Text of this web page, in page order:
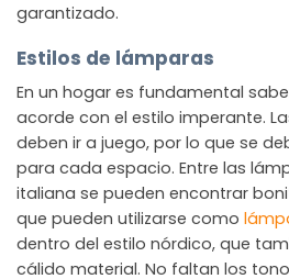
garantizado.
Estilos de lámparas
En un hogar es fundamental
acorde con el estilo imperante.
deben ir a juego, por lo que se
para cada espacio. Entre las
italiana se pueden encontrar
que pueden utilizarse como
dentro del estilo nórdico, que
cálido material. No faltan los